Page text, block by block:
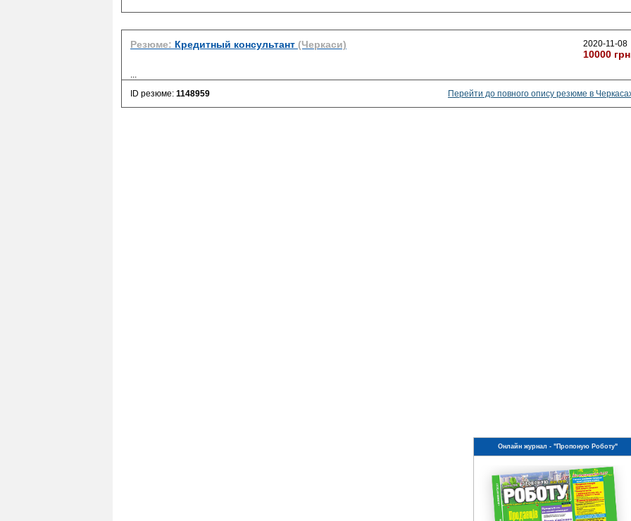
Резюме: Кредитный консультант (Черкаси) 2020-11-08
10000
...
ID резюме: 1148959 Перейти до повного опису резюме в
Онлайн журнал - "Пропоную Роботу"